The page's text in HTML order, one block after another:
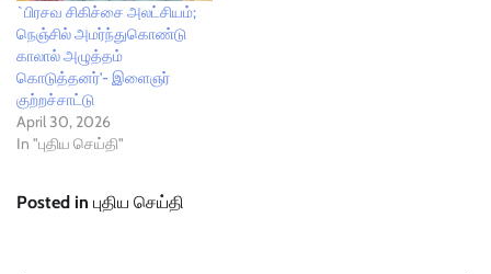
`பிரசவ சிகிச்சை அலட்சியம்;
நெஞ்சில் அமர்ந்துகொண்டு
காலால் அழுத்தம்
கொடுத்தனர்'- இளைஞர்
குற்றச்சாட்டு
April 30, 2026
In "புதிய செய்தி"
Posted in புதிய செய்தி